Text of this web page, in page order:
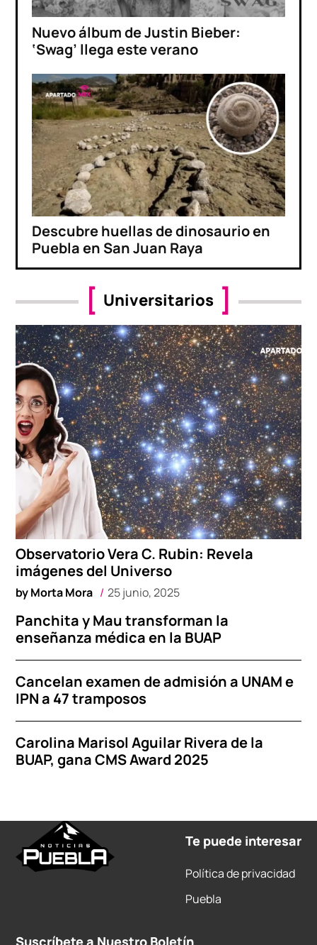
Nuevo álbum de Justin Bieber:
‘Swag’ llega este verano
Descubre huellas de dinosaurio en
Puebla en San Juan Raya
Universitarios
Observatorio Vera C. Rubin: Revela
imágenes del Universo
byMorta Mora 25 junio, 2025
Panchita y Mau transforman la
enseñanza médica en la BUAP
Cancelan examen de admisión a UNAM e
IPN a 47 tramposos
Carolina Marisol Aguilar Rivera de la
BUAP, gana CMS Award 2025
Te puede interesar
Política de privacidad
Puebla
Suscríbete a Nuestro Boletín